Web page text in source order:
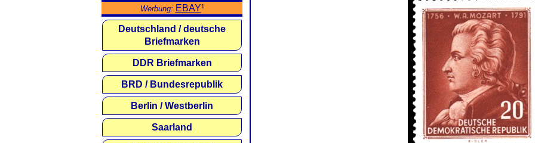
Werbung: EBAY¹
Deutschland / deutsche
Briefmarken
DDR Briefmarken
BRD / Bundesrepublik
Berlin / Westberlin
Saarland